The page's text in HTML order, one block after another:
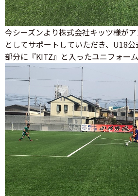
今シーズンより株式会社キッツ様が
としてサポートしていただき、U18
部分に『KITZ』と入ったユニフォー